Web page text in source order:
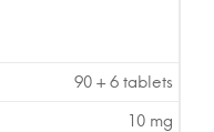
90 + 6 tablets
10 mg